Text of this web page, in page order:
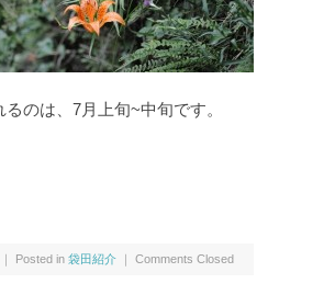
のは、7月上旬~中旬です。
Posted in 袋田紹介 Comments Closed